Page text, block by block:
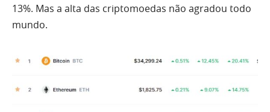
13%. Mas a alta das criptomoedas não agradou todo
mundo.